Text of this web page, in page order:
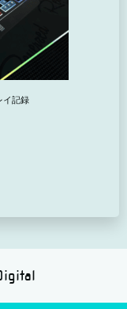
イ記録